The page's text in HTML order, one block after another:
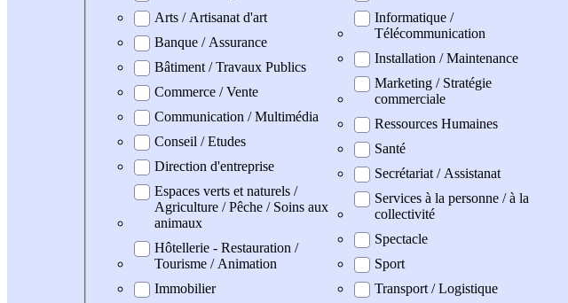
Arts / Artisanat d'art
Banque / Assurance
Bâtiment / Travaux Publics
Commerce / Vente
Communication / Multimédia
Conseil / Etudes
Direction d'entreprise
Espaces verts et naturels /
Agriculture / Pêche / Soins aux
animaux
Hôtellerie - Restauration /
Tourisme / Animation
Immobilier
Informatique /
Télécommunication
Installation / Maintenance
Marketing / Stratégie
commerciale
Ressources Humaines
Santé
Secrétariat / Assistanat
Services à la personne / à la
collectivité
Spectacle
Sport
Transport / Logistique